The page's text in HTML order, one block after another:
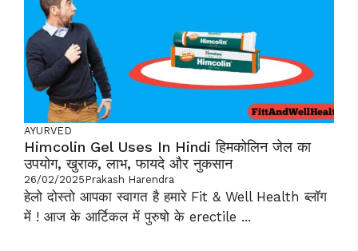
AYURVED
Himcolin Gel Uses In Hindi हिमकोलिन जेल का
उपयोग, खुराक, लाभ, फायदे और नुकसान
26/02/2025Prakash Harendra
हेलो दोस्तो आपका स्वागत है हमारे Fit & Well Health ब्लॉग
में ! आज के आर्टिकल में पुरुषो के erectile ...